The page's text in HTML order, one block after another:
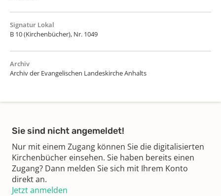
Signatur Lokal
B 10 (Kirchenbücher), Nr. 1049
Archiv
Archiv der Evangelischen Landeskirche Anhalts
Sie sind nicht angemeldet!
Nur mit einem Zugang können Sie die digitalisierten
Kirchenbücher einsehen. Sie haben bereits einen
Zugang? Dann melden Sie sich mit Ihrem Konto
direkt an.
Jetzt anmelden